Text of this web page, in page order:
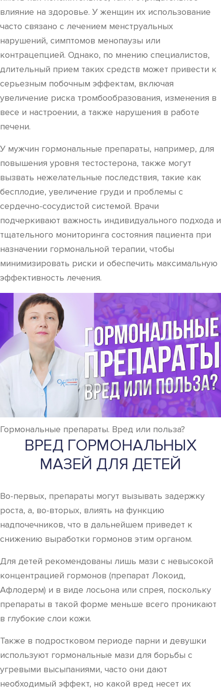
влияние на здоровье. У женщин их использование
часто связано с лечением менструальных
нарушений, симптомов менопаузы или
контрацепцией. Однако, по мнению специалистов,
длительный прием таких средств может привести к
серьезным побочным эффектам, включая
увеличение риска тромбообразования, изменения в
весе и настроении, а также нарушения в работе
печени.
У мужчин гормональные препараты, например, для
повышения уровня тестостерона, также могут
вызвать нежелательные последствия, такие как
бесплодие, увеличение груди и проблемы с
сердечно-сосудистой системой. Врачи
подчеркивают важность индивидуального подхода и
тщательного мониторинга состояния пациента при
назначении гормональной терапии, чтобы
минимизировать риски и обеспечить максимальную
эффективность лечения.
Гормональные препараты. Вред или польза?
ВРЕД ГОРМОНАЛЬНЫХ
МАЗЕЙ ДЛЯ ДЕТЕЙ
Во-первых, препараты могут вызывать задержку
роста, а, во-вторых, влиять на функцию
надпочечников, что в дальнейшем приведет к
снижению выработки гормонов этим органом.
Для детей рекомендованы лишь мази с невысокой
концентрацией гормонов (препарат Локоид,
Афлодерм) и в виде лосьона или спрея, поскольку
препараты в такой форме меньше всего проникают
в глубокие слои кожи.
Также в подростковом периоде парни и девушки
используют гормональные мази для борьбы с
угревыми высыпаниями, часто они дают
необходимый эффект, но какой вред несет их